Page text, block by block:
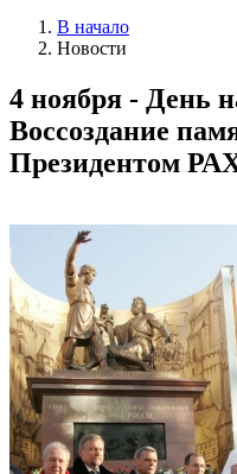
В начало
Новости
4 ноября - День
Воссоздание
Президентом